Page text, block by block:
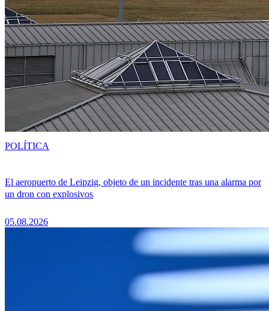
El aeropuerto de Leipzig, objeto de un incidente tras una alarma por
un dron con explosivos
05.08.2026
POLÍTICA